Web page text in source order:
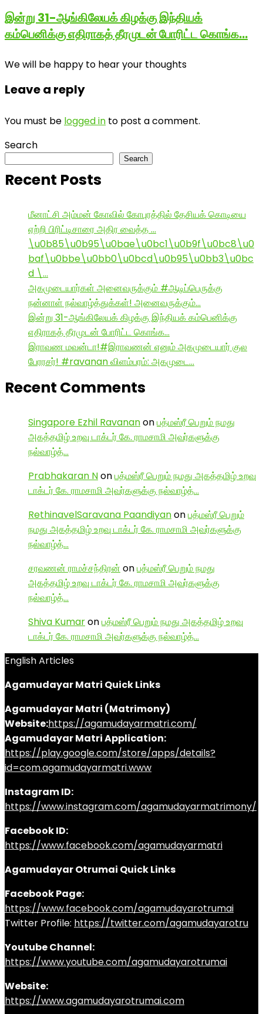
இன்று 31-ஆங்கிலேயக் கிழக்கு இந்தியக்
கம்பெனிக்கு எதிராகத் தீரமுடன் போரிட்ட கொங்க…
We will be happy to hear your thoughts
Leave a reply
You must be logged in to post a comment.
Search
Search
Recent Posts
மீனாட்சி அம்மன் கோவில் கோபுரத்தில் தேசியக் கொடியை
ஏற்றி பிரிட்டிசாரை அதிர வைத்த …
\u0b85\u0b95\u0bae\u0bc1\u0b9f\u0bc8\u0
baf\u0bbe\u0bb0\u0bcd\u0b95\u0bb3\u0bc
d \…
அகமுடையார்கள் அனைவருக்கும் #ஆடிப்பெருக்கு
நன்னாள் நல்வாழ்த்துக்கள்! அனைவருக்கும்…
இன்று 31-ஆங்கிலேயக் கிழக்கு இந்தியக் கம்பெனிக்கு
எதிராகத் தீரமுடன் போரிட்ட கொங்க…
இராவண மவன்டா!#இராவணன் எனும் அகமுடையார் குல
பேரரசர்! #ravanan விளம்பரம்: அகமுடை…
Recent Comments
Singapore Ezhil Ravananonபத்மஸ்ரீ பெறும் நமது
அகத்தமிழ் உறவு டாக்டர் கே. ராமசாமி அவர்களுக்கு
நல்வாழ்த்…
Prabhakaran Nonபத்மஸ்ரீ பெறும் நமது அகத்தமிழ் உறவு
டாக்டர் கே. ராமசாமி அவர்களுக்கு நல்வாழ்த்…
RethinavelSaravana Paandiyanonபத்மஸ்ரீ பெறும்
நமது அகத்தமிழ் உறவு டாக்டர் கே. ராமசாமி அவர்களுக்கு
நல்வாழ்த்…
சரவணன் ராமச்சந்திரன் onபத்மஸ்ரீ பெறும் நமது
அகத்தமிழ் உறவு டாக்டர் கே. ராமசாமி அவர்களுக்கு
நல்வாழ்த்…
Shiva Kumaronபத்மஸ்ரீ பெறும் நமது அகத்தமிழ் உறவு
டாக்டர் கே. ராமசாமி அவர்களுக்கு நல்வாழ்த்…
English Articles
Agamudayar Matri Quick Links
Agamudayar Matri (Matrimony)
Website:https://agamudayarmatri.com/
Agamudayar Matri Application:
https://play.google.com/store/apps/details?
id=com.agamudayarmatri.www
Instagram ID:
https://www.instagram.com/agamudayarmatrimony/
Facebook ID:
https://www.facebook.com/agamudayarmatri
Agamudayar Otrumai Quick Links
Facebook Page:
https://www.facebook.com/agamudayarotrumai
Twitter Profile: https://twitter.com/agamudayarotru
Youtube Channel:
https://www.youtube.com/agamudayarotrumai
Website:
https://www.agamudayarotrumai.com